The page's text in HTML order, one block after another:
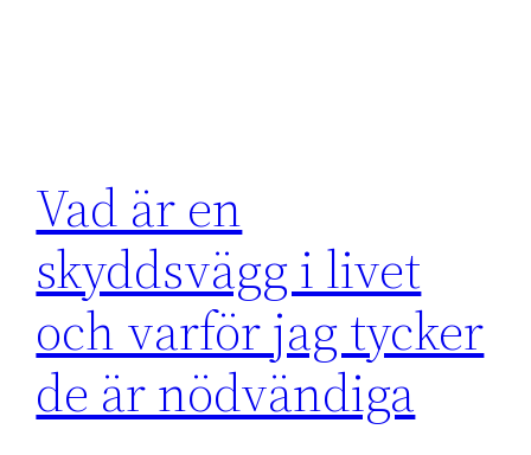
Vad är en
skyddsvägg i livet
och varför jag tycker
de är nödvändiga